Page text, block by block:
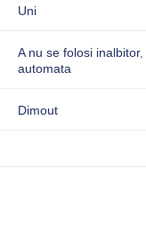
Uni
A nu se folosi inalbitor,
automata
Dimout